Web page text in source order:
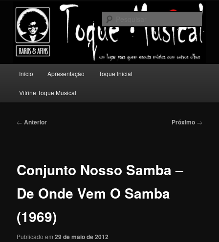
conteúdo
principalToque Musical
Um lugar para quem escuta música com outros olhos.
principal
Início Apresentação Toque Inicial
Vitrine Toque Musical
Navegação
← Anterior Próximo →
Conjunto Nosso Samba –
De Onde Vem O Samba
(1969)
Publicado em29 de maio de 2012